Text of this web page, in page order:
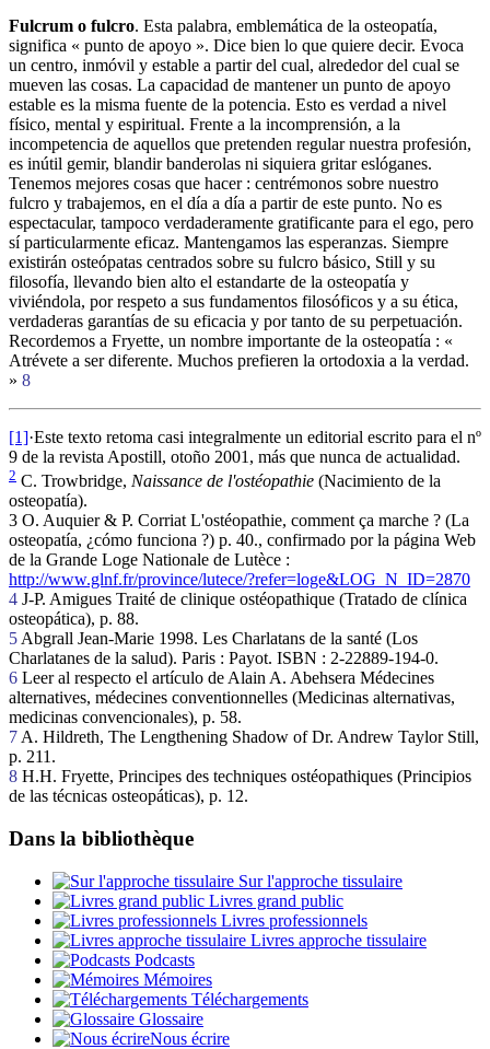
Fulcrum o fulcro. Esta palabra, emblemática de la osteopatía,
significa « punto de apoyo ». Dice bien lo que quiere decir. Evoca
un centro, inmóvil y estable a partir del cual, alrededor del cual se
mueven las cosas. La capacidad de mantener un punto de apoyo
estable es la misma fuente de la potencia. Esto es verdad a nivel
físico, mental y espiritual. Frente a la incomprensión, a la
incompetencia de aquellos que pretenden regular nuestra profesión,
es inútil gemir, blandir banderolas ni siquiera gritar eslóganes.
Tenemos mejores cosas que hacer : centrémonos sobre nuestro
fulcro y trabajemos, en el día a día a partir de este punto. No es
espectacular, tampoco verdaderamente gratificante para el ego, pero
sí particularmente eficaz. Mantengamos las esperanzas. Siempre
existirán osteópatas centrados sobre su fulcro básico, Still y su
filosofía, llevando bien alto el estandarte de la osteopatía y
viviéndola, por respeto a sus fundamentos filosóficos y a su ética,
verdaderas garantías de su eficacia y por tanto de su perpetuación.
Recordemos a Fryette, un nombre importante de la osteopatía : «
Atrévete a ser diferente. Muchos prefieren la ortodoxia a la verdad.
» 8
[1]·Este texto retoma casi integralmente un editorial escrito para el nº
9 de la revista Apostill, otoño 2001, más que nunca de actualidad.
2 C. Trowbridge, Naissance de l'ostéopathie (Nacimiento de la
osteopatía).
3 O. Auquier & P. Corriat L'ostéopathie, comment ça marche ? (La
osteopatía, ¿cómo funciona ?) p. 40., confirmado por la página Web
de la Grande Loge Nationale de Lutèce :
http://www.glnf.fr/province/lutece/?refer=loge&LOG_N_ID=2870
4 J-P. Amigues Traité de clinique ostéopathique (Tratado de clínica
osteopática), p. 88.
5Abgrall Jean-Marie 1998. Les Charlatans de la santé (Los
Charlatanes de la salud). Paris : Payot. ISBN : 2-22889-194-0.
6 Leer al respecto el artículo de Alain A. Abehsera Médecines
alternatives, médecines conventionnelles (Medicinas alternativas,
medicinas convencionales), p. 58.
7A. Hildreth, The Lengthening Shadow of Dr. Andrew Taylor Still,
p. 211.
8 H.H. Fryette, Principes des techniques ostéopathiques (Principios
de las técnicas osteopáticas), p. 12.
Dans la bibliothèque
Sur l'approche tissulaire
Livres grand public
Livres professionnels
Livres approche tissulaire
Podcasts
Mémoires
Téléchargements
Glossaire
Nous écrire